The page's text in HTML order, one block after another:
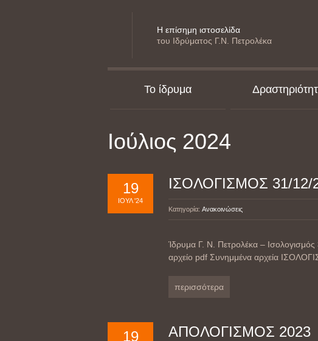
Η επίσημη ιστοσελίδα
του Ιδρύματος Γ.Ν. Πετρολέκα
Το ίδρυμα
Ιούλιος 2024
19
ΙΟΎΛ '24
ΙΣΟΛΟΓΙΣΜΟΣ 31/12/
Κατηγορία: Ανακοινώσεις
Ίδρυμα Γ. Ν. Πετρολέκα –
αρχείο pdf Συνημμένα αρχεία
περισσότερα
19 ΑΠΟΛΟΓΙΣΜΟΣ 2023